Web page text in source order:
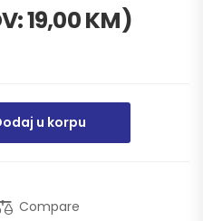
19,00KM)
u korpu
Compare